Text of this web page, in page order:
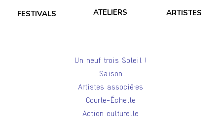
FESTIVALS ATELIERS ARTISTES
Un neuf trois Soleil !
Saison
Artistes associé·es
Courte-Échelle
Action culturelle